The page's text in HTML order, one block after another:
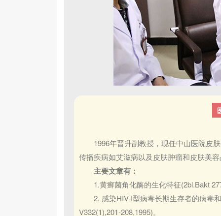
1996年晋升副教授，现任中山医院皮肤
传播疾病如艾滋病以及皮肤肿瘤和皮肤美
主要文章有：
1.黄癣菌角化酶的生化特征(2bl.Bakt
2. 感染HIV-I型病毒长期生存者的病毒和
V332(1),201-208,1995)。